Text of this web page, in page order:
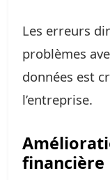
Les erreurs
problèmes
données est
l’entreprise.
financière